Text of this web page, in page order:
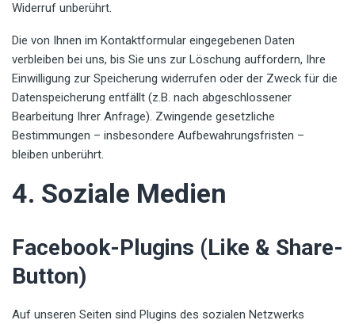
Widerruf unberührt.
Die von Ihnen im Kontaktformular eingegebenen Daten
verbleiben bei uns, bis Sie uns zur Löschung auffordern, Ihre
Einwilligung zur Speicherung widerrufen oder der Zweck für die
Datenspeicherung entfällt (z.B. nach abgeschlossener
Bearbeitung Ihrer Anfrage). Zwingende gesetzliche
Bestimmungen – insbesondere Aufbewahrungsfristen –
bleiben unberührt.
4. Soziale Medien
Facebook-Plugins (Like & Share-
Button)
Auf unseren Seiten sind Plugins des sozialen Netzwerks